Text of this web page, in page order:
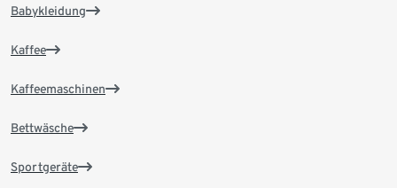
Babykleidung
Kaffee
Kaffeemaschinen
Bettwäsche
Sportgeräte